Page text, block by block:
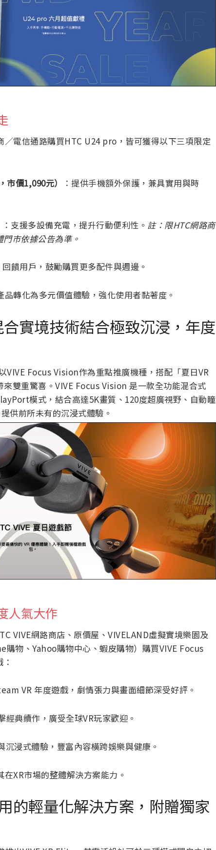
電信通路購買HTC U24 pro，皆可獲得以下三項限定
價1,090元）
：提供手機額外保護，兼具實用與時
：支援多設備充電，提升行動便利性。 註：限HTC網路商
市依據公告為準。
回饋用戶，鼓勵購買更多配件與週邊。
轉化為多元價值體驗，強化使用者黏著度。
實境技術結合極致沉浸，年度
VIVE Focus Vision作為重點推廣機種，搭配「夏日VR
雙重驚喜。VIVE Focus Vision 是一款全功能混合式
模式，結合高達5K畫質、120度超廣視野、自動瞳
供前所未有的沉浸式體驗。
人氣大作
VIVE網路商店、原價屋、VIVELAND虛擬實境樂園及
物、Yahoo購物中心、蝦皮購物）購買VIVE Focus
VR 年度遊戲，劇情張力與畫面細節深受好評。
經典續作，廣受全球VR玩家歡迎。
沉浸式體驗，豐富內容橫跨娛樂與健康。
XR市場的整體解決方案能力。
的輕量化解決方案，附贈獨家